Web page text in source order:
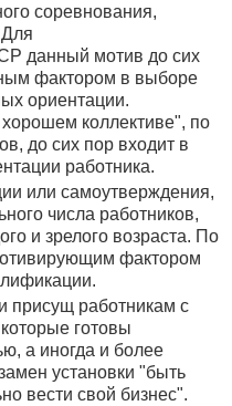
соревнования,
Для
данный мотив до сих
фактором в выборе
ориентации.
коллективе", по
до сих пор входит в
работника.
или самоутверждения,
числа работников,
и зрелого возраста. По
фактором
присущ работникам с
готовы
а иногда и более
установки "быть
вести свой бизнес".